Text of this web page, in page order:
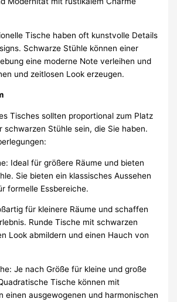
Tische haben oft kunstvolle Details
Schwarze Stühle können einer
eine moderne Note verleihen und
und zeitlosen Look erzeugen.
Tisches sollten proportional zum Platz
schwarzen Stühle sein, die Sie haben.
Ideal für größere Räume und bieten
Sie bieten ein klassisches Aussehen
formelle Essbereiche.
für kleinere Räume und schaffen
Runde Tische mit schwarzen
Look abmildern und einen Hauch von
Je nach Größe für kleine und große
Tische können mit
einen ausgewogenen und harmonischen